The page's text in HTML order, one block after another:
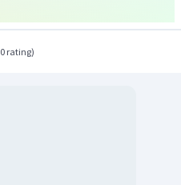
0 rating)